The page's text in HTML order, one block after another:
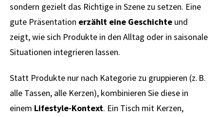
sondern gezielt das Richtige in Szene zu setzen. Eine
gute Präsentation erzählt eine Geschichte und
zeigt, wie sich Produkte in den Alltag oder in saisonale
Situationen integrieren lassen.
Statt Produkte nur nach Kategorie zu gruppieren (z. B.
alle Tassen, alle Kerzen), kombinieren Sie diese in
einem Lifestyle-Kontext. Ein Tisch mit Kerzen,